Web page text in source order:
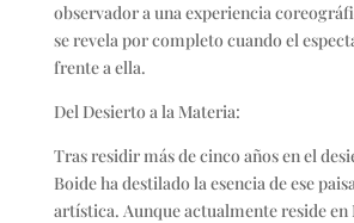
observador a una experiencia
se revela por completo cuando el
frente a ella.
Del Desierto a la Materia:
Tras residir más de cinco años en el
Boide ha destilado la esencia de ese
artística. Aunque actualmente reside en